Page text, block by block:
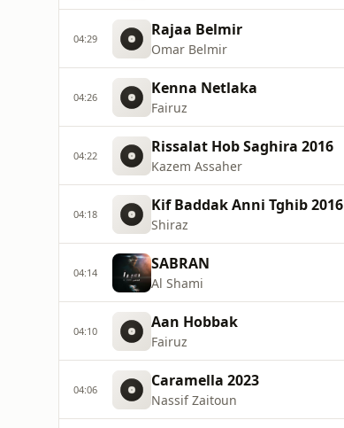
04:29 Rajaa Belmir
Omar Belmir
04:26 Kenna Netlaka
Fairuz
04:22 Rissalat Hob Saghira 2016
Kazem Assaher
04:18 Kif Baddak Anni Tghib 2016
Shiraz
04:14 SABRAN
Al Shami
04:10 Aan Hobbak
Fairuz
04:06 Caramella 2023
Nassif Zaitoun